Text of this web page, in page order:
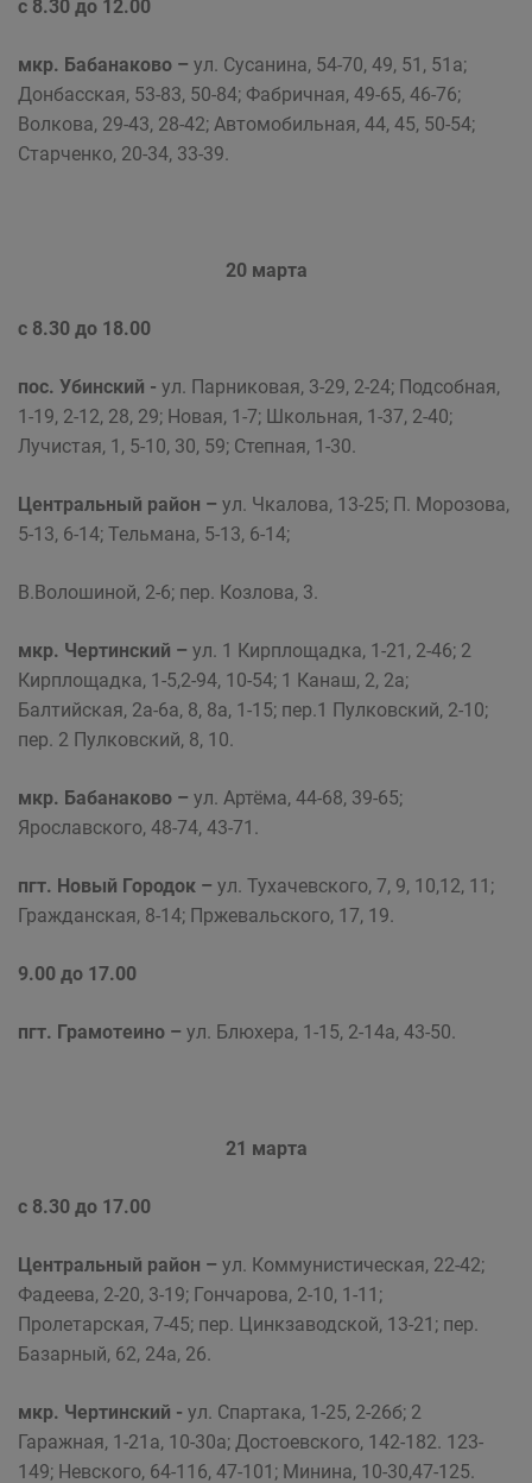
с 8.30 до 12.00
мкр. Бабанаково – ул. Сусанина, 54-70, 49, 51, 51а;
Донбасская, 53-83, 50-84; Фабричная, 49-65, 46-76;
Волкова, 29-43, 28-42; Автомобильная, 44, 45, 50-54;
Старченко, 20-34, 33-39.
20 марта
с 8.30 до 18.00
пос. Убинский - ул. Парниковая, 3-29, 2-24; Подсобная,
1-19, 2-12, 28, 29; Новая, 1-7; Школьная, 1-37, 2-40;
Лучистая, 1, 5-10, 30, 59; Степная, 1-30.
Центральный район – ул. Чкалова, 13-25; П. Морозова,
5-13, 6-14; Тельмана, 5-13, 6-14;
В.Волошиной, 2-6; пер. Козлова, 3.
мкр. Чертинский – ул. 1 Кирплощадка, 1-21, 2-46; 2
Кирплощадка, 1-5,2-94, 10-54; 1 Канаш, 2, 2а;
Балтийская, 2а-6а, 8, 8а, 1-15; пер.1 Пулковский, 2-10;
пер. 2 Пулковский, 8, 10.
мкр. Бабанаково – ул. Артёма, 44-68, 39-65;
Ярославского, 48-74, 43-71.
пгт. Новый Городок – ул. Тухачевского, 7, 9, 10,12, 11;
Гражданская, 8-14; Пржевальского, 17, 19.
9.00 до 17.00
пгт. Грамотеино – ул. Блюхера, 1-15, 2-14а, 43-50.
21 марта
с 8.30 до 17.00
Центральный район – ул. Коммунистическая, 22-42;
Фадеева, 2-20, 3-19; Гончарова, 2-10, 1-11;
Пролетарская, 7-45; пер. Цинкзаводской, 13-21; пер.
Базарный, 62, 24а, 26.
мкр. Чертинский - ул. Спартака, 1-25, 2-26б; 2
Гаражная, 1-21а, 10-30а; Достоевского, 142-182. 123-
149; Невского, 64-116, 47-101; Минина, 10-30,47-125.